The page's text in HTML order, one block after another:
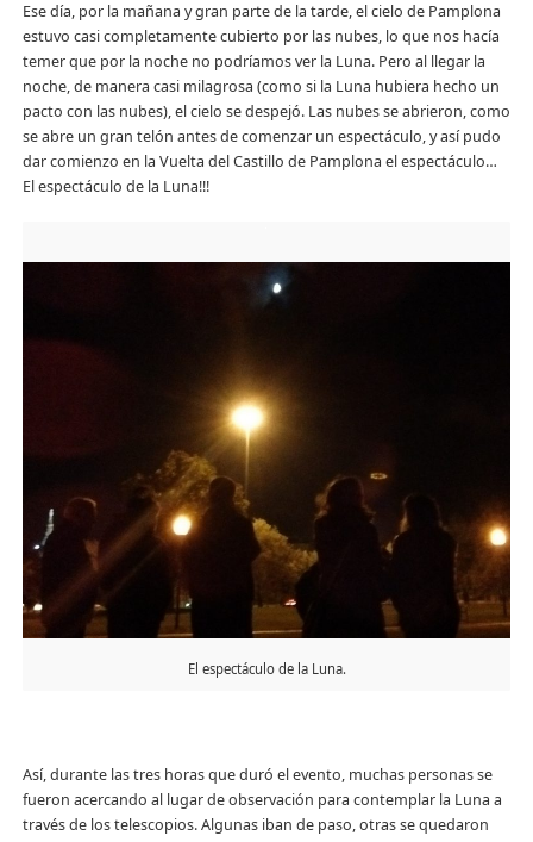
Ese día, por la mañana y gran parte de la tarde, el cielo de Pamplona
estuvo casi completamente cubierto por las nubes, lo que nos hacía
temer que por la noche no podríamos ver la Luna. Pero al llegar la
noche, de manera casi milagrosa (como si la Luna hubiera hecho un
pacto con las nubes), el cielo se despejó. Las nubes se abrieron, como
se abre un gran telón antes de comenzar un espectáculo, y así pudo
dar comienzo en la Vuelta del Castillo de Pamplona el espectáculo…
El espectáculo de la Luna!!!
El espectáculo de la Luna.
Así, durante las tres horas que duró el evento, muchas personas se
fueron acercando al lugar de observación para contemplar la Luna a
través de los telescopios. Algunas iban de paso, otras se quedaron